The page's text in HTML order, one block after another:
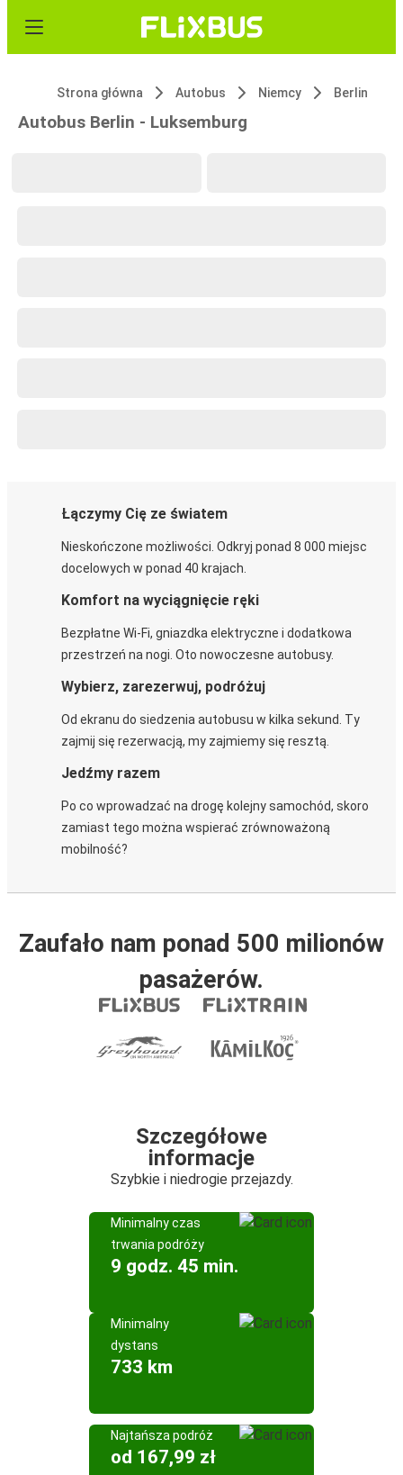
Strona główna Autobus Niemcy Berlin
Autobus Berlin - Luksemburg
Łączymy Cię ze światem
Nieskończone możliwości. Odkryj ponad 8 000 miejsc
docelowych w ponad 40 krajach.
Komfort na wyciągnięcie ręki
Bezpłatne Wi-Fi, gniazdka elektryczne i dodatkowa
przestrzeń na nogi. Oto nowoczesne autobusy.
Wybierz, zarezerwuj, podróżuj
Od ekranu do siedzenia autobusu w kilka sekund. Ty
zajmij się rezerwacją, my zajmiemy się resztą.
Jedźmy razem
Po co wprowadzać na drogę kolejny samochód, skoro
zamiast tego można wspierać zrównoważoną
mobilność?
Zaufało nam ponad 500 milionów
pasażerów.
Szczegółowe
informacje
Szybkie i niedrogie przejazdy.
Minimalny czas
trwania podróży
9 godz. 45 min.
Minimalny
dystans
733 km
Najtańsza podróż
od 167,99 zł